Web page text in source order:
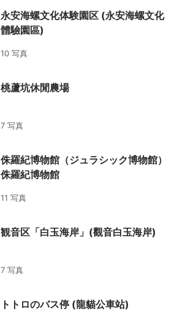
永安海螺文化体験園区 (永安海螺文化
體驗園區)
10 写真
桃蘆坑休閒農場
7 写真
侏羅紀博物館（ジュラシック博物館）
侏羅紀博物館
11 写真
観音区「白玉海岸」(觀音白玉海岸)
7 写真
トトロのバス停 (龍貓公車站)